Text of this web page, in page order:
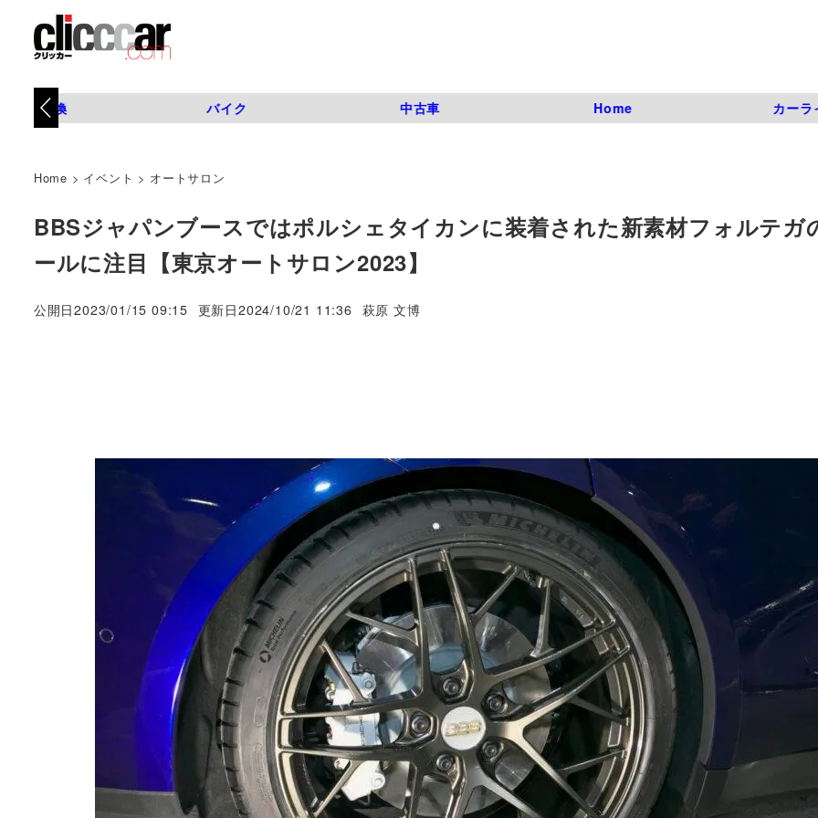
タイヤ交換 バイク 中古車 Home カーラ
Home > イベント > オートサロン
BBSジャパンブースではポルシェタイカンに装着された新素材フォルテガ
ールに注目【東京オートサロン2023】
公開日2023/01/15 09:15 更新日2024/10/21 11:36 著
萩原 文博